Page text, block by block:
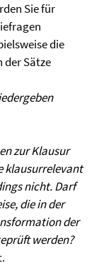
Sie für
die
der Sätze
zur Klausur
klausurrelevant
nicht. Darf
die in der
der
werden?